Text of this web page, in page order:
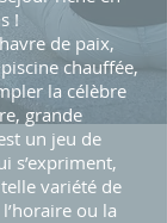
!
de paix,
chauffée,
la célèbre
grande
un jeu de
s’expriment,
variété de
ou la